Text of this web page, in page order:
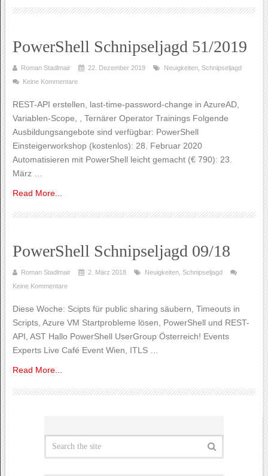
PowerShell Schnipseljagd 51/2019
Roman Stadlmair 22. Dezember 2019 Neuigkeiten, Schnipseljagd
Keine Kommentare
REST-API erstellen, last-time-password-change in AzureAD,
Variablen-Scope, , Ternärer Operator Trainings Folgende
Ausbildungsangebote sind verfügbar: PowerShell
Einsteigerworkshop (kostenlos): 28. Februar 2020
Automatisieren mit PowerShell leicht gemacht (€ 790): 23.
März …
Read More...
PowerShell Schnipseljagd 09/18
Roman Stadlmair 2. März 2018 Neuigkeiten, Schnipseljagd
Keine Kommentare
Diese Woche: Scipts für public sharing säubern, Timeouts in
Scripts, Azure VM Startprobleme lösen, PowerShell und REST-
API, AST Hallo PowerShell UserGroup Österreich! Events
Experts Live Café Event Wien, ITLS …
Read More...